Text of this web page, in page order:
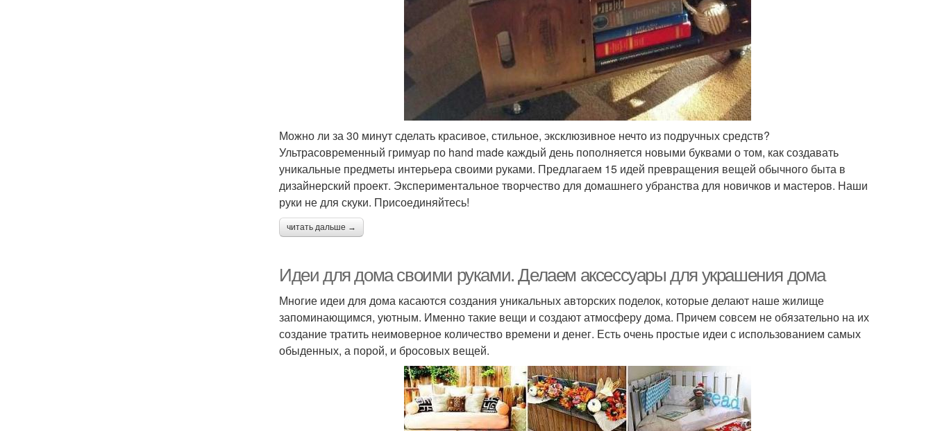
Можно ли за 30 минут сделать красивое, стильное, эксклюзивное нечто из подручных средств?
Ультрасовременный гримуар по hand made каждый день пополняется новыми буквами о том, как создавать
уникальные предметы интерьера своими руками. Предлагаем 15 идей превращения вещей обычного быта в
дизайнерский проект. Экспериментальное творчество для домашнего убранства для новичков и мастеров. Наши
руки не для скуки. Присоединяйтесь!
читать дальше →
Идеи для дома своими руками. Делаем аксессуары для украшения дома
Многие идеи для дома касаются создания уникальных авторских поделок, которые делают наше жилище
запоминающимся, уютным. Именно такие вещи и создают атмосферу дома. Причем совсем не обязательно на их
создание тратить неимоверное количество времени и денег. Есть очень простые идеи с использованием самых
обыденных, а порой, и бросовых вещей.